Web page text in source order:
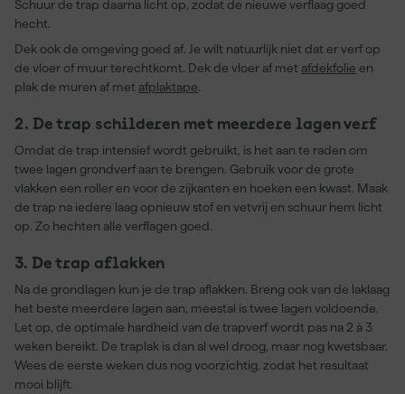
Schuur de trap daarna licht op, zodat de nieuwe verflaag goed
hecht.
Dek ook de omgeving goed af. Je wilt natuurlijk niet dat er verf op
de vloer of muur terechtkomt. Dek de vloer af met afdekfolie en
plak de muren af met afplaktape.
2. De trap schilderen met meerdere lagen verf
Omdat de trap intensief wordt gebruikt, is het aan te raden om
twee lagen grondverf aan te brengen. Gebruik voor de grote
vlakken een roller en voor de zijkanten en hoeken een kwast. Maak
de trap na iedere laag opnieuw stof en vetvrij en schuur hem licht
op. Zo hechten alle verflagen goed.
3. De trap aflakken
Na de grondlagen kun je de trap aflakken. Breng ook van de laklaag
het beste meerdere lagen aan, meestal is twee lagen voldoende.
Let op, de optimale hardheid van de trapverf wordt pas na 2 à 3
weken bereikt. De traplak is dan al wel droog, maar nog kwetsbaar.
Wees de eerste weken dus nog voorzichtig, zodat het resultaat
mooi blijft.